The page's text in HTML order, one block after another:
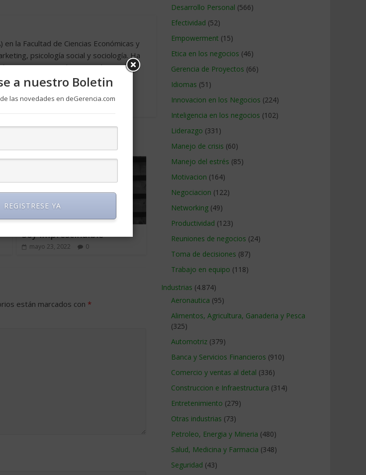
la Facultad de Ciencias Económicas y
psicología social y sociología. Ha
empresaria en diversas Cámaras de
Soy imprescindible
mayo 23, 2022 0
están marcados con *
Desarrollo Personal (566)
Efectividad (52)
Empowerment (15)
Etica en los negocios (46)
Gerencia de Proyectos (66)
Idiomas (51)
Innovacion en los Negocios (224)
Inteligencia en los negocios (102)
Liderazgo (331)
Manejo de crisis (60)
Manejo del estrés (85)
Motivacion (164)
Negociacion (122)
Networking (49)
Productividad (123)
Reuniones de negocios (24)
Toma de decisiones (87)
Trabajo en equipo (118)
Industrias (4.874)
Aeronautica (95)
Alimentos, Agricultura, Ganaderia y Pesca
(325)
Automotriz (379)
Banca y Servicios Financieros (910)
Comercio y ventas al detal (336)
Construccion e Infraestructura (314)
Entretenimiento (279)
Otras industrias (73)
Petroleo, Energia y Mineria (480)
Salud, Medicina y Farmacia (348)
Seguridad (43)
a nuestro Boletin
las novedades en deGerencia.com
REGISTRESE YA